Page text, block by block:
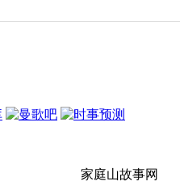
家庭山故事网